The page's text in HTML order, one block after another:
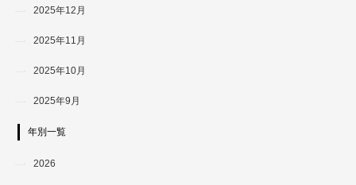
2025年12月
2025年11月
2025年10月
2025年9月
年別一覧
2026